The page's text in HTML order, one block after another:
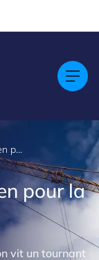
Des pistes et du soutien pour la construction durable
pour la
vit un tournant